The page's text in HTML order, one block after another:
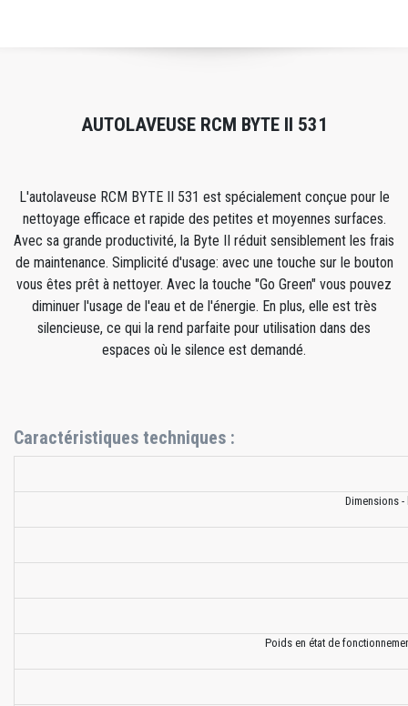
AUTOLAVEUSE RCM BYTE II 531
L'autolaveuse RCM BYTE II 531 est spécialement conçue pour le
nettoyage efficace et rapide des petites et moyennes surfaces.
Avec sa grande productivité, la Byte II réduit sensiblement les frais
de maintenance. Simplicité d'usage: avec une touche sur le bouton
vous êtes prêt à nettoyer. Avec la touche "Go Green" vous pouvez
diminuer l'usage de l'eau et de l'énergie. En plus, elle est très
silencieuse, ce qui la rend parfaite pour utilisation dans des
espaces où le silence est demandé.
Caractéristiques techniques :
Dimensions
Poids en état de